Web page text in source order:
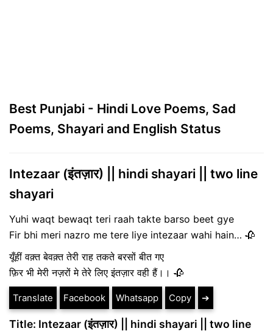
Best Punjabi - Hindi Love Poems, Sad
Poems, Shayari and English Status
Intezaar (इंतज़ार) || hindi shayari || two line
shayari
Yuhi waqt bewaqt teri raah takte barso beet gye
Fir bhi meri nazro me tere liye intezaar wahi hain… 🥀
यूँहीं वक़्त बेवक़्त तेरी राह तकते बरसों बीत गए
फ़िर भी मेरी नज़रों मे तेरे लिए इंतज़ार वही हैं।। 🥀
Translate Facebook Whatsapp Copy ➔
Title: Intezaar (इंतज़ार) || hindi shayari || two line